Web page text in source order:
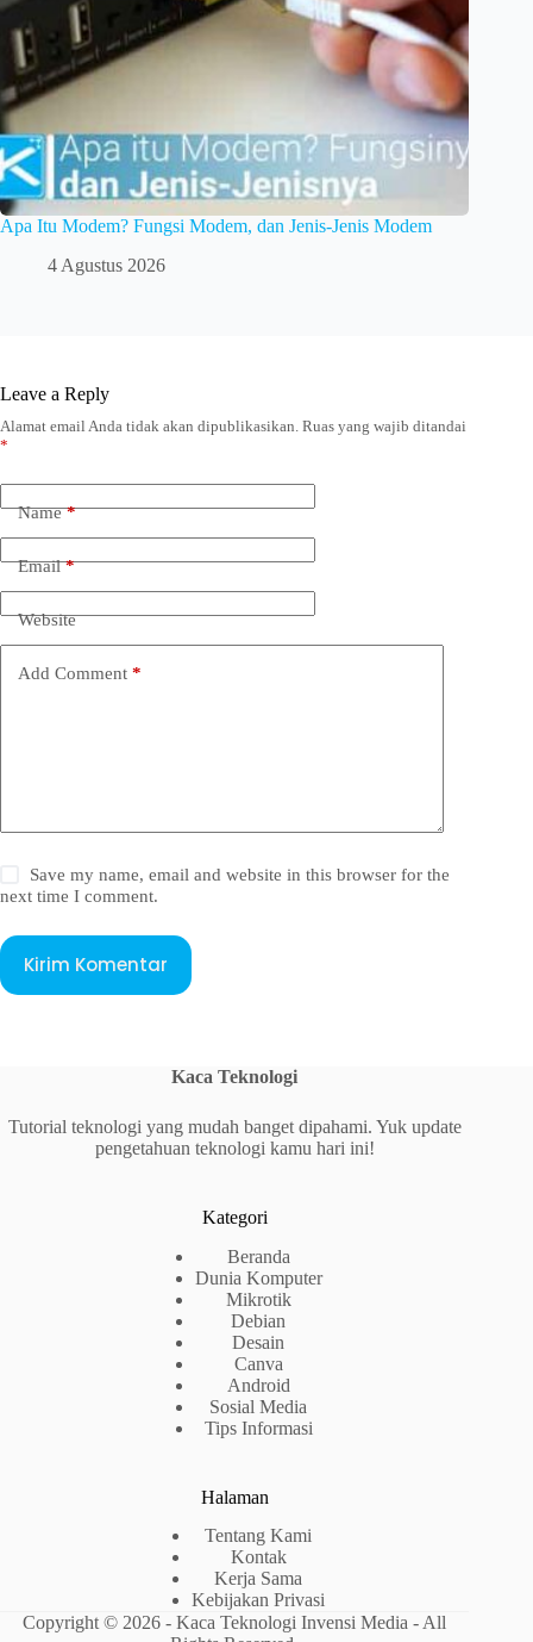
Apa Itu Modem? Fungsi Modem, dan Jenis-Jenis Modem
4 Agustus 2026
Leave a Reply
Alamat email Anda tidak akan dipublikasikan. Ruas yang wajib ditandai
*
Name*
Email*
Website
Add Comment *
Save my name, email and website in this browser for the
next time I comment.
Kirim Komentar
Kaca Teknologi
Tutorial teknologi yang mudah banget dipahami. Yuk update
pengetahuan teknologi kamu hari ini!
Kategori
Beranda
Dunia Komputer
Mikrotik
Debian
Desain
Canva
Android
Sosial Media
Tips Informasi
Halaman
Tentang Kami
Kontak
Kerja Sama
Kebijakan Privasi
Copyright © 2026 - Kaca Teknologi Invensi Media - All